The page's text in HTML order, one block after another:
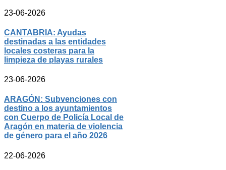
23-06-2026
CANTABRIA: Ayudas
destinadas a las entidades
locales costeras para la
limpieza de playas rurales
23-06-2026
ARAGÓN: Subvenciones con
destino a los ayuntamientos
con Cuerpo de Policía Local de
Aragón en materia de violencia
de género para el año 2026
22-06-2026